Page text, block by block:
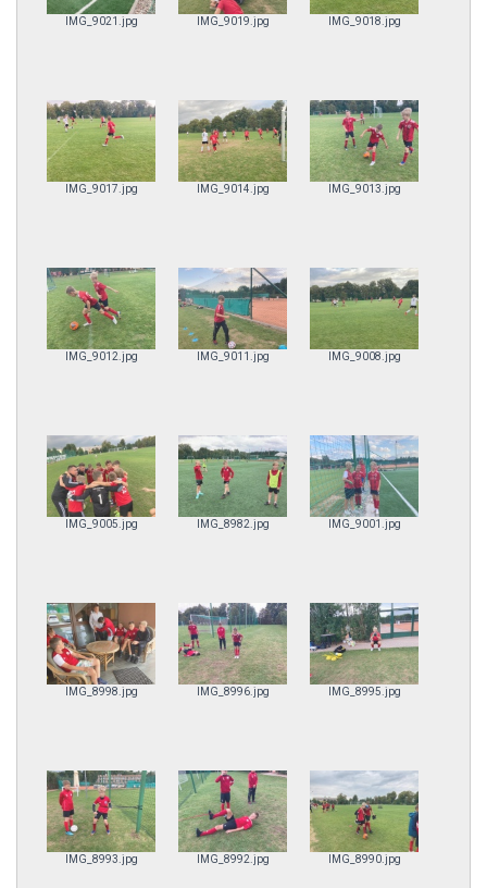
IMG_9021.jpg IMG_9019.jpg IMG_9018.jpg
IMG_9017.jpg IMG_9014.jpg IMG_9013.jpg
IMG_9012.jpg IMG_9011.jpg IMG_9008.jpg
IMG_9005.jpg IMG_8982.jpg IMG_9001.jpg
IMG_8998.jpg IMG_8996.jpg IMG_8995.jpg
IMG_8993.jpg IMG_8992.jpg IMG_8990.jpg